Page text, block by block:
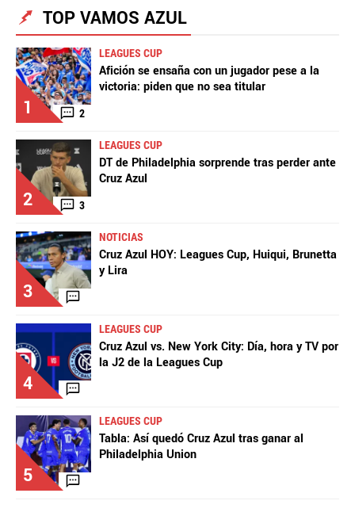
TOP VAMOS AZUL
1 2
LEAGUES CUP
Afición se ensaña con un jugador pese a la
victoria: piden que no sea titular
2 3
LEAGUES CUP
DT de Philadelphia sorprende tras perder ante
Cruz Azul
3
NOTICIAS
Cruz Azul HOY: Leagues Cup, Huiqui, Brunetta
y Lira
4
LEAGUES CUP
Cruz Azul vs. New York City: Día, hora y TV por
la J2 de la Leagues Cup
5
LEAGUES CUP
Tabla: Así quedó Cruz Azul tras ganar al
Philadelphia Union